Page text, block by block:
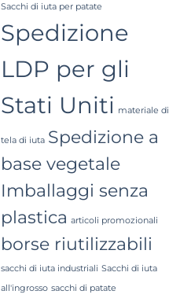
Sacchi di iuta per patate
Spedizione
LDP per gli
Stati Uniti materiale di
tela di iuta Spedizione a
base vegetale
Imballaggi senza
plastica articoli promozionali
borse riutilizzabili
sacchi di iuta industriali Sacchi di iuta
all'ingrosso sacchi di patate